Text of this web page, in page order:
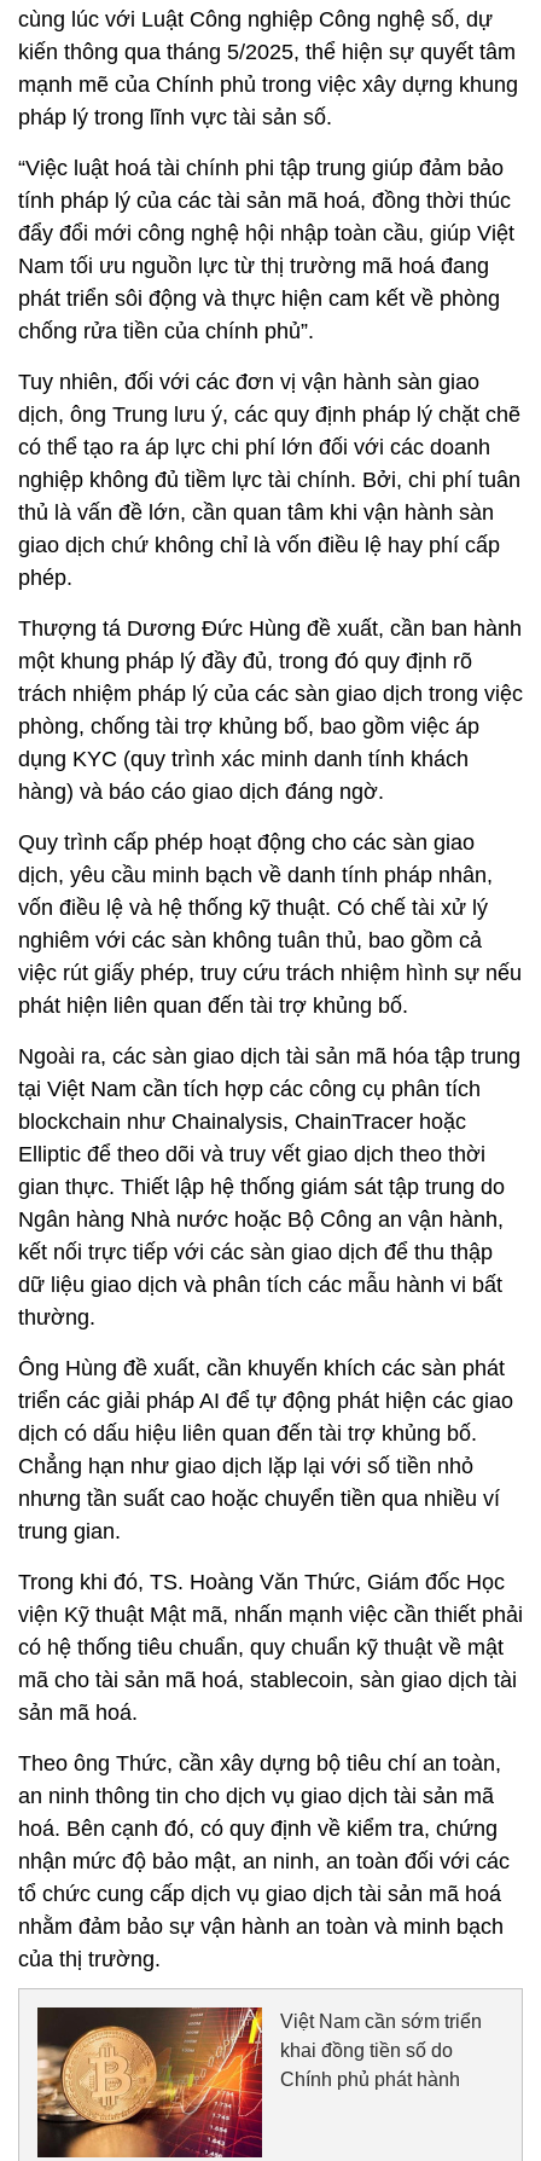
cùng lúc với Luật Công nghiệp Công nghệ số, dự
kiến thông qua tháng 5/2025, thể hiện sự quyết tâm
mạnh mẽ của Chính phủ trong việc xây dựng khung
pháp lý trong lĩnh vực tài sản số.
“Việc luật hoá tài chính phi tập trung giúp đảm bảo
tính pháp lý của các tài sản mã hoá, đồng thời thúc
đẩy đổi mới công nghệ hội nhập toàn cầu, giúp Việt
Nam tối ưu nguồn lực từ thị trường mã hoá đang
phát triển sôi động và thực hiện cam kết về phòng
chống rửa tiền của chính phủ”.
Tuy nhiên, đối với các đơn vị vận hành sàn giao
dịch, ông Trung lưu ý, các quy định pháp lý chặt chẽ
có thể tạo ra áp lực chi phí lớn đối với các doanh
nghiệp không đủ tiềm lực tài chính. Bởi, chi phí tuân
thủ là vấn đề lớn, cần quan tâm khi vận hành sàn
giao dịch chứ không chỉ là vốn điều lệ hay phí cấp
phép.
Thượng tá Dương Đức Hùng đề xuất, cần ban hành
một khung pháp lý đầy đủ, trong đó quy định rõ
trách nhiệm pháp lý của các sàn giao dịch trong việc
phòng, chống tài trợ khủng bố, bao gồm việc áp
dụng KYC (quy trình xác minh danh tính khách
hàng) và báo cáo giao dịch đáng ngờ.
Quy trình cấp phép hoạt động cho các sàn giao
dịch, yêu cầu minh bạch về danh tính pháp nhân,
vốn điều lệ và hệ thống kỹ thuật. Có chế tài xử lý
nghiêm với các sàn không tuân thủ, bao gồm cả
việc rút giấy phép, truy cứu trách nhiệm hình sự nếu
phát hiện liên quan đến tài trợ khủng bố.
Ngoài ra, các sàn giao dịch tài sản mã hóa tập trung
tại Việt Nam cần tích hợp các công cụ phân tích
blockchain như Chainalysis, ChainTracer hoặc
Elliptic để theo dõi và truy vết giao dịch theo thời
gian thực. Thiết lập hệ thống giám sát tập trung do
Ngân hàng Nhà nước hoặc Bộ Công an vận hành,
kết nối trực tiếp với các sàn giao dịch để thu thập
dữ liệu giao dịch và phân tích các mẫu hành vi bất
thường.
Ông Hùng đề xuất, cần khuyến khích các sàn phát
triển các giải pháp AI để tự động phát hiện các giao
dịch có dấu hiệu liên quan đến tài trợ khủng bố.
Chẳng hạn như giao dịch lặp lại với số tiền nhỏ
nhưng tần suất cao hoặc chuyển tiền qua nhiều ví
trung gian.
Trong khi đó, TS. Hoàng Văn Thức, Giám đốc Học
viện Kỹ thuật Mật mã, nhấn mạnh việc cần thiết phải
có hệ thống tiêu chuẩn, quy chuẩn kỹ thuật về mật
mã cho tài sản mã hoá, stablecoin, sàn giao dịch tài
sản mã hoá.
Theo ông Thức, cần xây dựng bộ tiêu chí an toàn,
an ninh thông tin cho dịch vụ giao dịch tài sản mã
hoá. Bên cạnh đó, có quy định về kiểm tra, chứng
nhận mức độ bảo mật, an ninh, an toàn đối với các
tổ chức cung cấp dịch vụ giao dịch tài sản mã hoá
nhằm đảm bảo sự vận hành an toàn và minh bạch
của thị trường.
Việt Nam cần sớm triển
khai đồng tiền số do
Chính phủ phát hành